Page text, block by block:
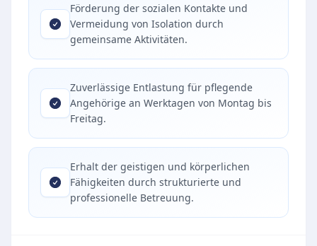
Förderung der sozialen Kontakte und
Vermeidung von Isolation durch
gemeinsame Aktivitäten.
Zuverlässige Entlastung für pflegende
Angehörige an Werktagen von Montag bis
Freitag.
Erhalt der geistigen und körperlichen
Fähigkeiten durch strukturierte und
professionelle Betreuung.